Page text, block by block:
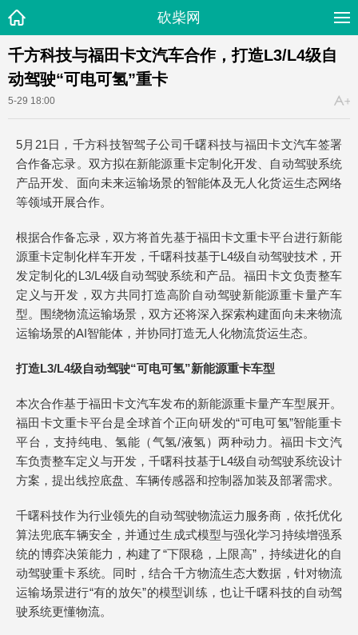
砍柴网
千方科技与福田卡文汽车合作，打造L3/L4级自
动驾驶“可电可氢”重卡
5-29 18:00
5月21日，千方科技智驾子公司千曙科技与福田卡文汽车签署
合作备忘录。双方拟在新能源重卡定制化开发、自动驾驶系统
产品开发、面向未来运输场景的智能体及无人化货运生态网络
等领域开展合作。
根据合作备忘录，双方将首先基于福田卡文重卡平台进行新能
源重卡定制化样车开发，千曙科技基于L4级自动驾驶技术，开
发定制化的L3/L4级自动驾驶系统和产品。福田卡文负责整车
定义与开发，双方共同打造高阶自动驾驶新能源重卡量产车
型。围绕物流运输场景，双方还将深入探索构建面向未来物流
运输场景的AI智能体，并协同打造无人化物流货运生态。
打造L3/L4级自动驾驶“可电可氢”新能源重卡车型
本次合作基于福田卡文汽车发布的新能源重卡量产车型展开。
福田卡文重卡平台是全球首个正向研发的“可电可氢”智能重卡
平台，支持纯电、氢能（气氢/液氢）两种动力。福田卡文汽
车负责整车定义与开发，千曙科技基于L4级自动驾驶系统设计
方案，提出线控底盘、车辆传感器和控制器加装及部署需求。
千曙科技作为行业领先的自动驾驶物流运力服务商，依托优化
算法兜底车辆安全，并通过生成式模型与强化学习持续增强系
统的博弈决策能力，构建了“下限稳，上限高”，持续进化的自
动驾驶重卡系统。同时，结合千方物流生态大数据，针对物流
运输场景进行“有的放矢”的模型训练，也让千曙科技的自动驾
驶系统更懂物流。